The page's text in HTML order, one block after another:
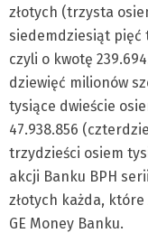
złotych (trzysta
siedemdziesiąt pięć
czyli o kwotę
dziewięć milionów
tysiące dwieście
47.938.856
trzydzieści osiem
akcji Banku BPH
złotych każda,
GE Money Banku.